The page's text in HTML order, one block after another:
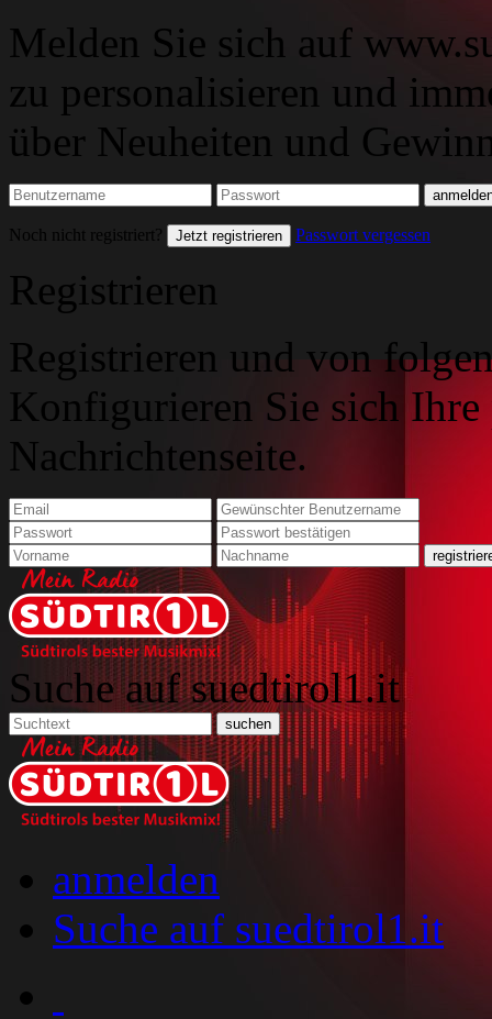
Melden Sie sich auf
zu personalisieren und
über Neuheiten und
Noch nicht registriert? Jetzt registrieren Passwort vergessen
Registrieren
Registrieren und von
Konfigurieren Sie sich
Nachrichtenseite.
Suche auf suedtirol1.it
anmelden
Suche auf suedtirol1.it